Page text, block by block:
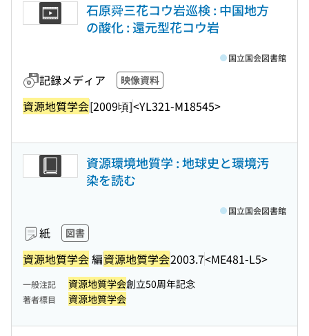
石原舜三花コウ岩巡検 : 中国地方
の酸化 : 還元型花コウ岩
記録メディア 映像資料
資源地質学会[2009頃]<YL321-M18545>
国立国会図書館
資源環境地質学 : 地球史と環境汚
染を読む
紙 図書
資源地質学会編資源地質学会2003.7<ME481-L5>
国立国会図書館
一般注記 資源地質学会創立50周年記念
著者標目 資源地質学会